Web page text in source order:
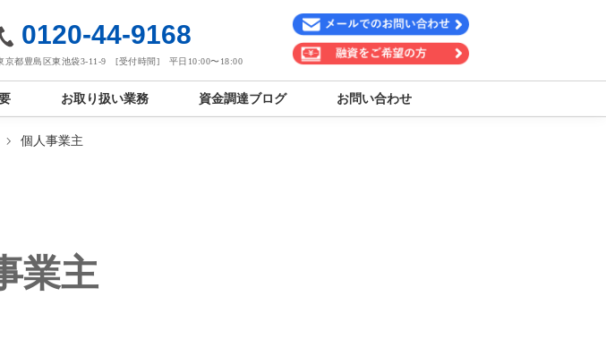
0120-44-9168
京都豊島区東池袋3-11-9 [受付時間] 平日10:00〜18:00
お取り扱い業務 資金調達ブログ お問い合わせ
個人事業主
業主